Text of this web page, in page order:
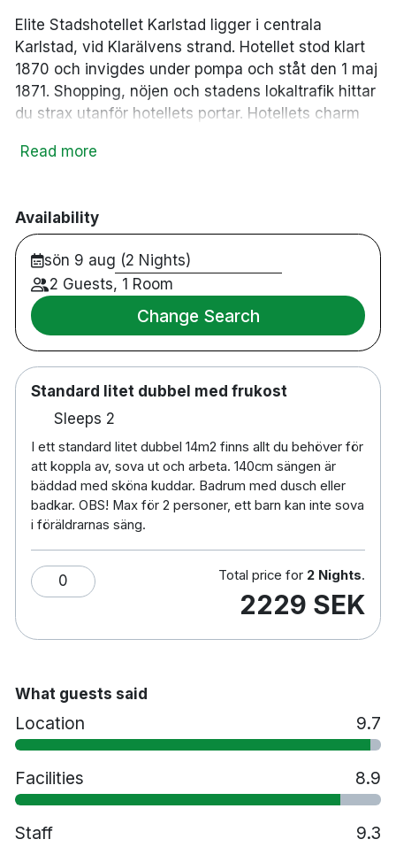
Elite Stadshotellet Karlstad ligger i centrala
Karlstad, vid Klarälvens strand. Hotellet stod klart
1870 och invigdes under pompa och ståt den 1 maj
1871. Shopping, nöjen och stadens lokaltrafik hittar
du strax utanför hotellets portar. Hotellets charm
inredda rummen, många med hög takhöjd,
I hotellets The Bishops Arms serveras frukost, en
genuin engelsk gastropub med stort urval av öl
och whisky samt vällagad mat. Här kan du alltid
hitta något gott att äta eller dricka och det är den
optimala platsen för att umgås med nära och kära.
Här råder en mysig pubstämning med låg ljudnivå i
en avslappnad miljö. Under sommaren kan man
som gäst njuta av pubens populära uteservering
med stans bästa solläge. Efter en värmande måltid
på The Bishops Arms kan du slå dig ner i den
sköna bastun eller aktivera dig i hotellets gym.
183 rum
Dubbelrum
Badrum med dusch
TV
Hårtork
Minibar
Strykjärn/strykbräda
Room service
Bastu
Vana Spa
Read more
Availability
sön 9 aug (2 Nights)
2 Guests, 1 Room
Change Search
Standard litet dubbel med frukost
Sleeps 2
I ett standard litet dubbel 14m2 finns allt du behöver för
att koppla av, sova ut och arbeta. 140cm sängen är
bäddad med sköna kuddar. Badrum med dusch eller
badkar. OBS! Max för 2 personer, ett barn kan inte sova
i föräldrarnas säng.
0 Total price for 2 Nights.
2229 SEK
What guests said
Location 9.7
Facilities 8.9
Staff 9.3